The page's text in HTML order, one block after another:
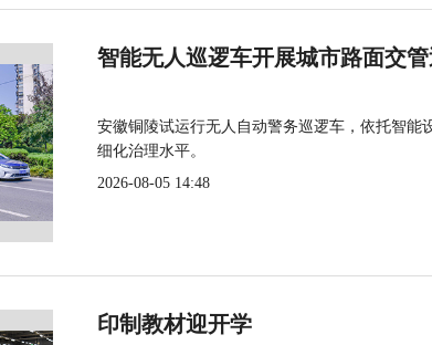
智能无人巡逻车开展城市路面交
安徽铜陵试运行无人自动警务巡逻车，依托智能
细化治理水平。
2026-08-05 14:48
印制教材迎开学